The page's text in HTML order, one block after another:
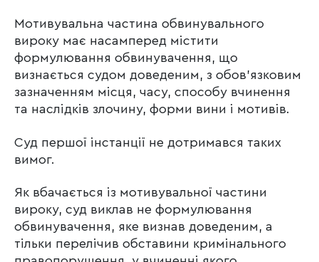
Мотивувальна частина обвинувального
вироку має насамперед містити
формулювання обвинувачення, що
визнається судом доведеним, з обов’язковим
зазначенням місця, часу, способу вчинення
та наслідків злочину, форми вини і мотивів.
Суд першої інстанції не дотримався таких
вимог.
Як вбачається із мотивувальної частини
вироку, суд виклав не формулювання
обвинувачення, яке визнав доведеним, а
тільки перелічив обставини кримінального